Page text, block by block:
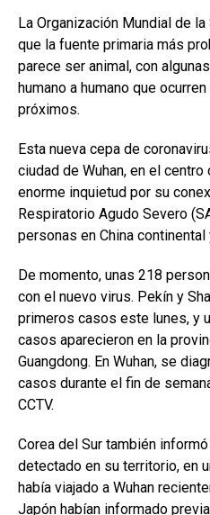
La Organización Mundial de
que la fuente primaria más
parece ser animal, con
humano a humano que
próximos.
Esta nueva cepa de
ciudad de Wuhan, en el centro
enorme inquietud por su
Respiratorio Agudo Severo
personas en China
De momento, unas 218
con el nuevo virus. Pekín y
primeros casos este lunes, y
casos aparecieron en la
Guangdong. En Wuhan, se
casos durante el fin de
CCTV.
Corea del Sur también
detectado en su territorio, en
había viajado a Wuhan
Japón habían informado